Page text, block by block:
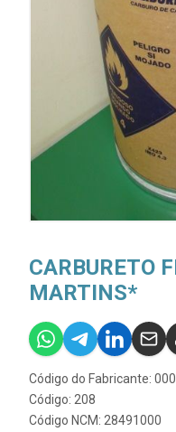
CARBURETO
MARTINS*
Código do Fabricante:
Código: 208
Código NCM: 28491000